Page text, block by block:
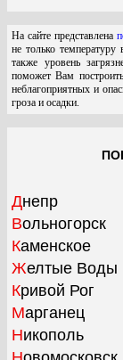
На сайте представлена
не только
также уровень
поможет Вам
неблагоприятных и
гроза и осадки.
Днепр
Вольногорск
Каменское
Желтые Воды
Кривой Рог
Марганец
Никополь